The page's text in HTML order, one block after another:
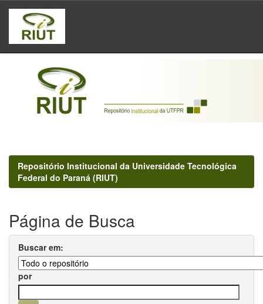
Skip
navigation
Repositório Institucional da Universidade Tecnológica
Federal do Paraná (RIUT)
Página de Busca
Buscar em:
por